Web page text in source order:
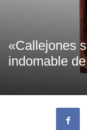
«Callejones
indomable